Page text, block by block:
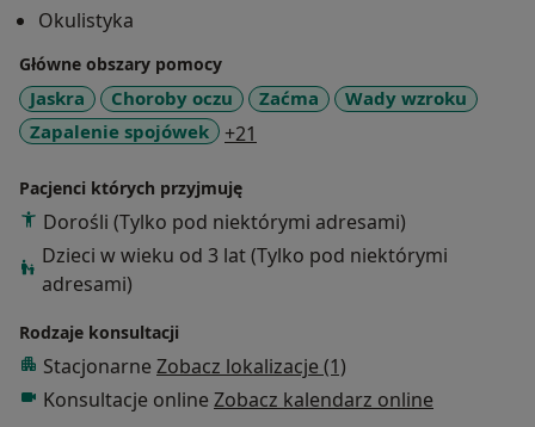
Okulistyka
Główne obszary pomocy
Jaskra Choroby oczu Zaćma
Wady wzroku
Zapalenie spojówek
+21
Pacjenci których przyjmuję
Dorośli (Tylko pod niektórymi adresami)
Dzieci w wieku od 3 lat (Tylko pod niektórymi
adresami)
Rodzaje konsultacji
Stacjonarne Zobacz lokalizacje (1)
Konsultacje online Zobacz kalendarz online